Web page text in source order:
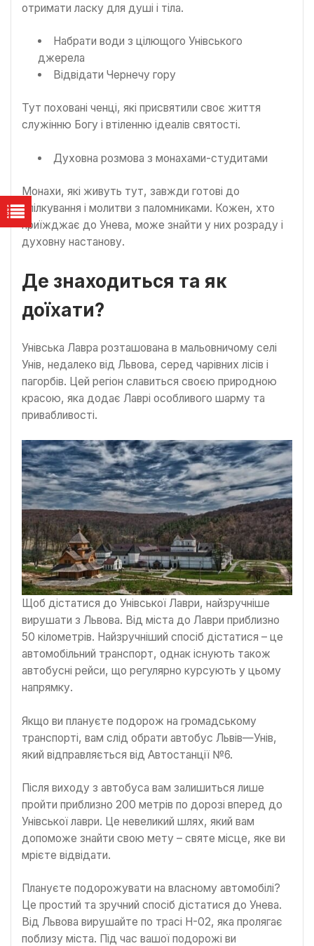
отримати ласку для душі і тіла.
Набрати води з цілющого Унівського
джерела
Відвідати Чернечу гору
Тут поховані ченці, які присвятили своє життя
служінню Богу і втіленню ідеалів святості.
Духовна розмова з монахами-студитами
Монахи, які живуть тут, завжди готові до
спілкування і молитви з паломниками. Кожен, хто
приїжджає до Унева, може знайти у них розраду і
духовну настанову.
Де знаходиться та як
доїхати?
Унівська Лавра розташована в мальовничому селі
Унів, недалеко від Львова, серед чарівних лісів і
пагорбів. Цей регіон славиться своєю природною
красою, яка додає Лаврі особливого шарму та
привабливості.
Щоб дістатися до Унівської Лаври, найзручніше
вирушати з Львова. Від міста до Лаври приблизно
50 кілометрів. Найзручніший спосіб дістатися – це
автомобільний транспорт, однак існують також
автобусні рейси, що регулярно курсують у цьому
напрямку.
Якщо ви плануєте подорож на громадському
транспорті, вам слід обрати автобус Львів—Унів,
який відправляється від Автостанції №6.
Після виходу з автобуса вам залишиться лише
пройти приблизно 200 метрів по дорозі вперед до
Унівської лаври. Це невеликий шлях, який вам
допоможе знайти свою мету – святе місце, яке ви
мрієте відвідати.
Плануєте подорожувати на власному автомобілі?
Це простий та зручний спосіб дістатися до Унева.
Від Львова вирушайте по трасі Н-02, яка пролягає
поблизу міста. Під час вашої подорожі ви